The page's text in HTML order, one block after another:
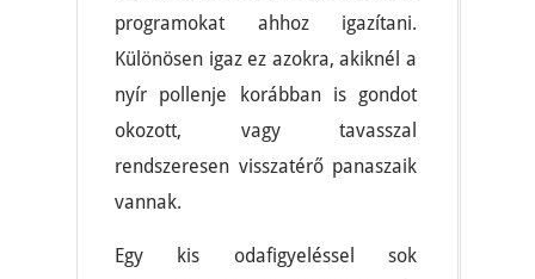
programokat ahhoz igazítani.
Különösen igaz ez azokra, akiknél a
nyír pollenje korábban is gondot
okozott, vagy tavasszal
rendszeresen visszatérő panaszaik
vannak.
Egy kis odafigyeléssel sok